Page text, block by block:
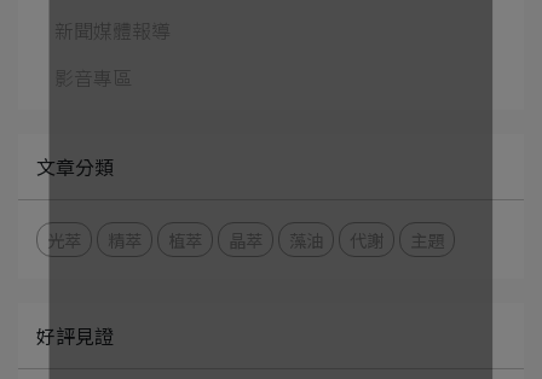
新聞媒體報導
影音專區
文章分類
光萃 精萃 植萃 晶萃 藻油 代謝 主題
好評見證